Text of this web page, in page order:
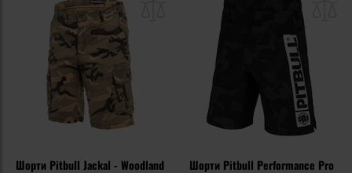
уподобань
Шорти Pitbull Jackal - Woodland
Шорти Pitbull Performance Pro